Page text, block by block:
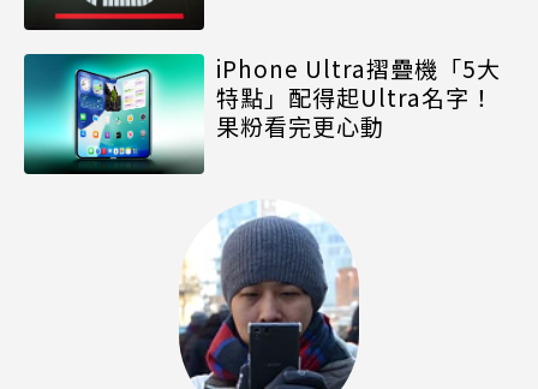
iPhone Ultra摺疊機「5大
特點」配得起Ultra名字！
果粉看完更心動